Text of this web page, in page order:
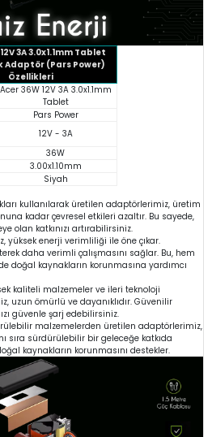
3A 3.0x1.1mm Tablet
Adaptör (Pars Power)
Özellikleri
Acer 36W 12V 3A 3.0x1.1mm
Tablet
Pars Power
12V - 3A
36W
3.00x1.10mm
Siyah
kullanılarak üretilen adaptörlerimiz, üretim
kadar çevresel etkileri azaltır. Bu sayede,
olan katkınızı artırabilirsiniz.
yüksek enerji verimliliği ile öne çıkar.
daha verimli çalışmasını sağlar. Bu, hem
doğal kaynakların korunmasına yardımcı
kaliteli malzemeler ve ileri teknoloji
uzun ömürlü ve dayanıklıdır. Güvenilir
güvenle şarj edebilirsiniz.
malzemelerden üretilen adaptörlerimiz,
sıra sürdürülebilir bir geleceğe katkıda
kaynakların korunmasını destekler.